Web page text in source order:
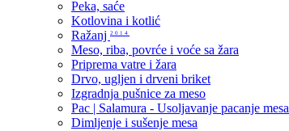
Peka, saće
Kotlovina i kotlić
Ražanj
2014
Meso, riba, povrće i voće sa žara
Priprema vatre i žara
Drvo, ugljen i drveni briket
Izgradnja pušnice za meso
Pac | Salamura - Usoljavanje pacanje mesa
Dimljenje i sušenje mesa